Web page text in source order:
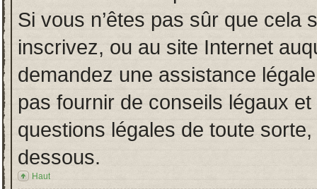
Si vous n’êtes pas sûr que cela
inscrivez, ou au site Internet
demandez une assistance
pas fournir de conseils légaux
questions légales de toute
dessous.
Haut